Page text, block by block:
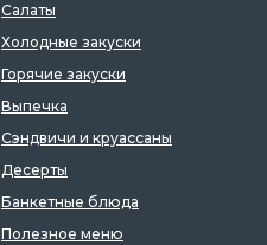
Салаты
Холодные закуски
Горячие закуски
Выпечка
Сэндвичи и круассаны
Десерты
Банкетные блюда
Полезное меню